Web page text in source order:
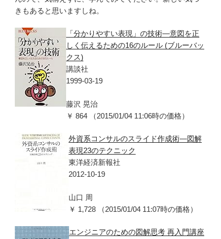
きもあると思いますしね。
「分かりやすい表現」の技術―意図を正
しく伝えるための16のルール (ブルーバッ
クス)
講談社
1999-03-19
藤沢 晃治
￥ 864 （2015/01/04 11:06時の価格）
外資系コンサルのスライド作成術―図解
表現23のテクニック
東洋経済新報社
2012-10-19
山口 周
￥ 1,728 （2015/01/04 11:07時の価格）
エンジニアのための図解思考 再入門講座